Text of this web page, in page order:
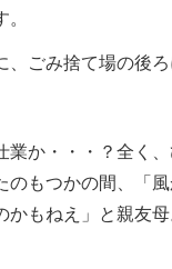
、ごみ捨て場の後ろ
業か・・・？全く
のもつかの間、「
もねえ」と親友母